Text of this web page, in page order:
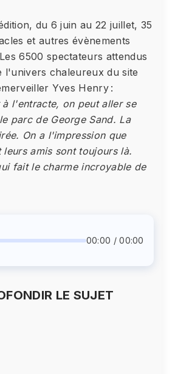
du 6 juin au 22 juillet, 35
et autres évènements
6500 spectateurs attendus
l'univers chaleureux du site
Yves Henry :
à l'entracte, on peut aller se
parc de George Sand. La
On a l'impression que
leurs amis sont toujours là.
fait le charme incroyable de
00:00 / 00:00
LE SUJET